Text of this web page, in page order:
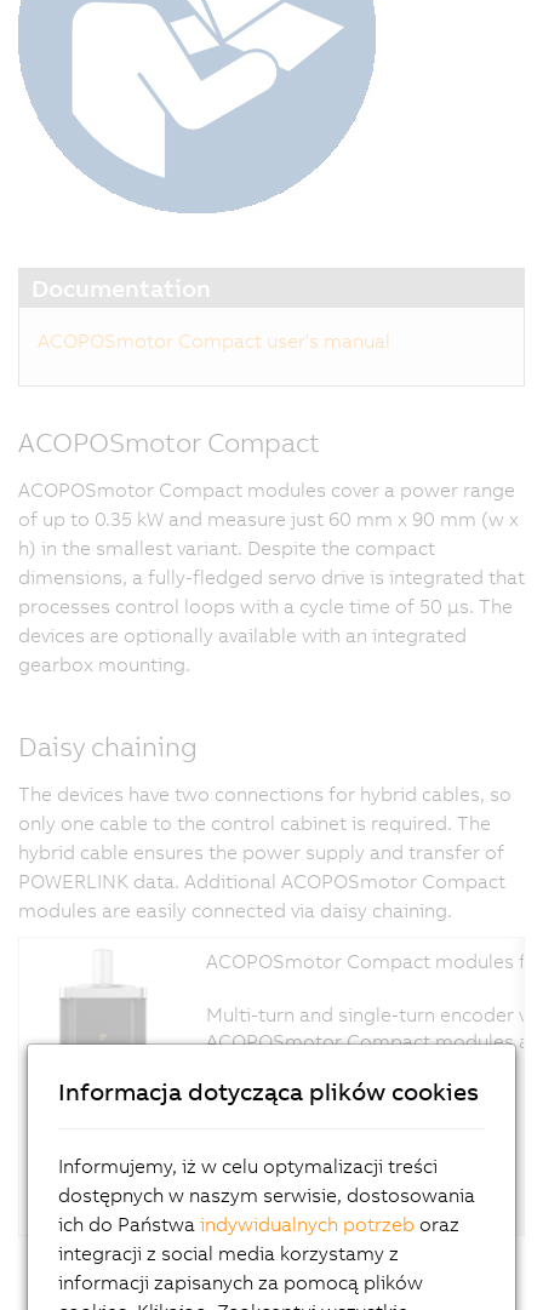
Documentation
ACOPOSmotor Compact user's manual
ACOPOSmotor Compact
ACOPOSmotor Compact modules cover a power range
of up to 0.35 kW and measure just 60 mm x 90 mm (w x
h) in the smallest variant. Despite the compact
dimensions, a fully-fledged servo drive is integrated that
processes control loops with a cycle time of 50 μs. The
devices are optionally available with an integrated
gearbox mounting.
Daisy chaining
The devices have two connections for hybrid cables, so
only one cable to the control cabinet is required. The
hybrid cable ensures the power supply and transfer of
POWERLINK data. Additional ACOPOSmotor Compact
modules are easily connected via daisy chaining.
ACOPOSmotor Compact modules
Multi-turn and single-turn encoder
ACOPOSmotor Compact modules
Informacja dotycząca plików cookies
Informujemy, iż w celu optymalizacji treści
dostępnych w naszym serwisie, dostosowania
ich do Państwaindywidualnych potrzeb oraz
integracji z social media korzystamy z
informacji zapisanych za pomocą plików